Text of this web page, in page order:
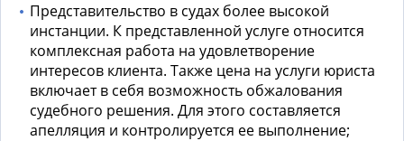
Представительство в судах более высокой
инстанции. К представленной услуге относится
комплексная работа на удовлетворение
интересов клиента. Также цена на услуги юриста
включает в себя возможность обжалования
судебного решения. Для этого составляется
апелляция и контролируется ее выполнение;